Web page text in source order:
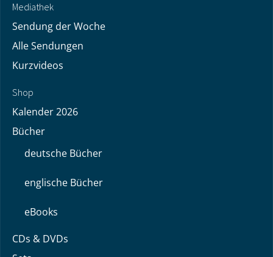
Mediathek
Sendung der Woche
Alle Sendungen
Kurzvideos
Shop
Kalender 2026
Bücher
deutsche Bücher
englische Bücher
eBooks
CDs & DVDs